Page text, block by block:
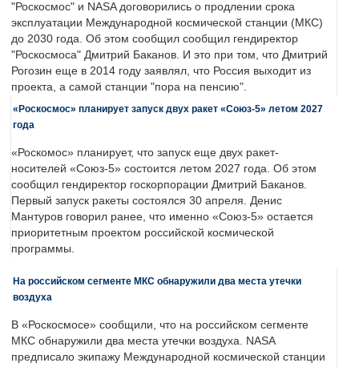
"Роскосмос" и NASA договорились о продлении срока
эксплуатации Международной космической станции (МКС)
до 2030 года. Об этом сообщил сообщил гендиректор
"Роскосмоса" Дмитрий Баканов. И это при том, что Дмитрий
Рогозин еще в 2014 году заявлял, что Россия выходит из
проекта, а самой станции "пора на пенсию".
«Роскосмос» планирует запуск двух ракет «Союз-5» летом 2027
года
«Роскомос» планирует, что запуск еще двух ракет-
носителей «Союз-5» состоится летом 2027 года. Об этом
сообщил гендиректор госкорпорации Дмитрий Баканов.
Первый запуск ракеты состоялся 30 апреля. Денис
Мантуров говорил ранее, что именно «Союз-5» остается
приоритетным проектом российской космической
программы.
На российском сегменте МКС обнаружили два места утечки
воздуха
В «Роскосмосе» сообщили, что на российском сегменте
МКС обнаружили два места утечки воздуха. NASA
предписало экипажу Международной космической станции